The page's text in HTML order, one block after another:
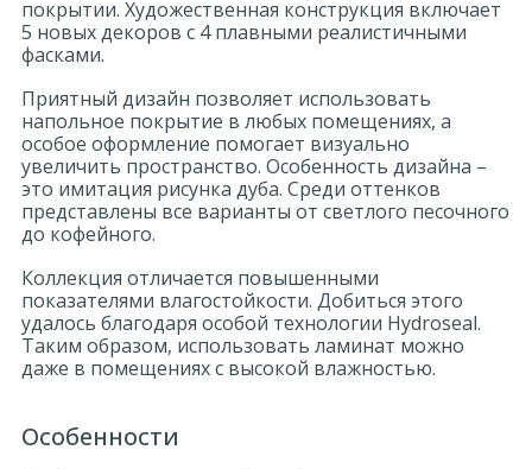
покрытии. Художественная конструкция включает
5 новых декоров с 4 плавными реалистичными
фасками.
Приятный дизайн позволяет использовать
напольное покрытие в любых помещениях, а
особое оформление помогает визуально
увеличить пространство. Особенность дизайна –
это имитация рисунка дуба. Среди оттенков
представлены все варианты от светлого песочного
до кофейного.
Коллекция отличается повышенными
показателями влагостойкости. Добиться этого
удалось благодаря особой технологии Hydroseal.
Таким образом, использовать ламинат можно
даже в помещениях с высокой влажностью.
Особенности